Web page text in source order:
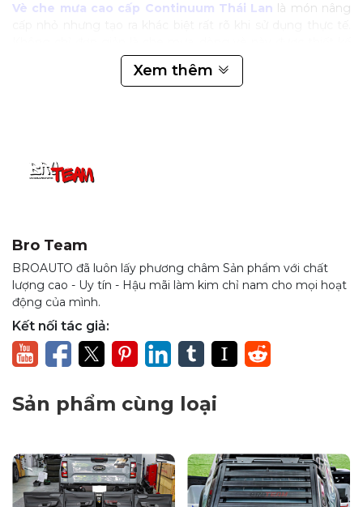
Vè che mưa cao cấp Continuum Thái Lan là món nâng
chuẩn form theo xe, ôm sát mép kính giúp hạn chế gió lùa
và giảm tiếng ồn khi chạy tốc độ cao. Khi lắp hoàn thiện,
Điểm nổi bật của vè che mưa cao cấp
Chất liệu ABS cao cấp, ổn định ngoài trời: Sử dụng nhựa
ABS có khả năng chống tia UV, hạn chế lão hóa vật liệu.
Bề mặt không giòn nứt, không ố màu sau thời gian dài
Xem thêm
Bro Team
BROAUTO đã luôn lấy phương châm Sản phẩm với chất
lượng cao - Uy tín - Hậu mãi làm kim chỉ nam cho mọi hoạt
động của mình.
Kết nối tác giả:
Sản phẩm cùng loại